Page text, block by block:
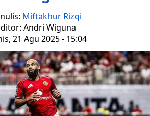
Miftakhur Rizqi
Andri Wiguna
21 Agu 2025 - 15:04